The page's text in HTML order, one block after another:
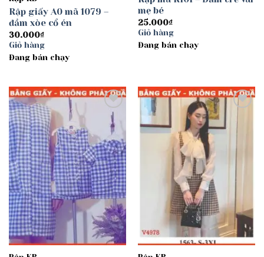
Rập giấy A0 mã 1079 –
đầm xòe cổ én
30.000₫
Giỏ hàng
Đang bán chạy
mẹ bé
25.000₫
Giỏ hàng
Đang bán chạy
Add to
wishlist